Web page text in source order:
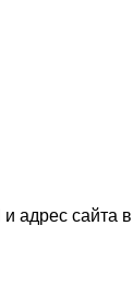
адрес сайта